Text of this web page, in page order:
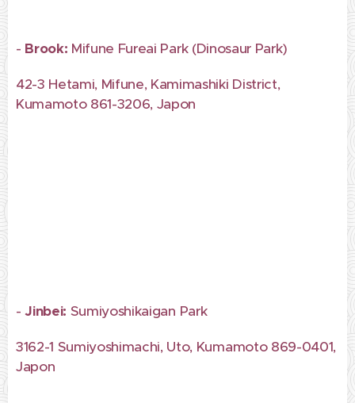
- Brook: Mifune Fureai Park (Dinosaur Park)
42-3 Hetami, Mifune, Kamimashiki District,
Kumamoto 861-3206, Japon
-Jinbei: Sumiyoshikaigan Park
3162-1 Sumiyoshimachi, Uto, Kumamoto 869-0401,
Japon